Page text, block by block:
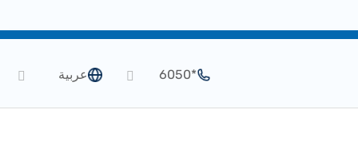
عربية *6050